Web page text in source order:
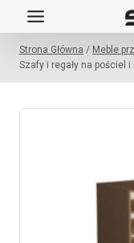
Przejdź
do
treściStrona Główna / Meble
Szafy i regały na pościel i